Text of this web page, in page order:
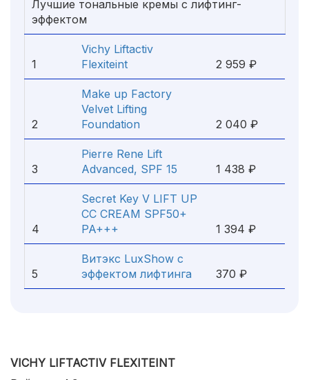
Лучшие тональные кремы с лифтинг-
эффектом
1
Vichy Liftactiv
Flexiteint
2 959 ₽
2
Make up Factory
Velvet Lifting
Foundation
2 040 ₽
3
Pierre Rene Lift
Advanced, SPF 15
1 438 ₽
4
Secret Key V LIFT UP
CC CREAM SPF50+
PA+++
1 394 ₽
5
Витэкс LuxShow с
эффектом лифтинга
370 ₽
VICHY LIFTACTIV FLEXITEINT